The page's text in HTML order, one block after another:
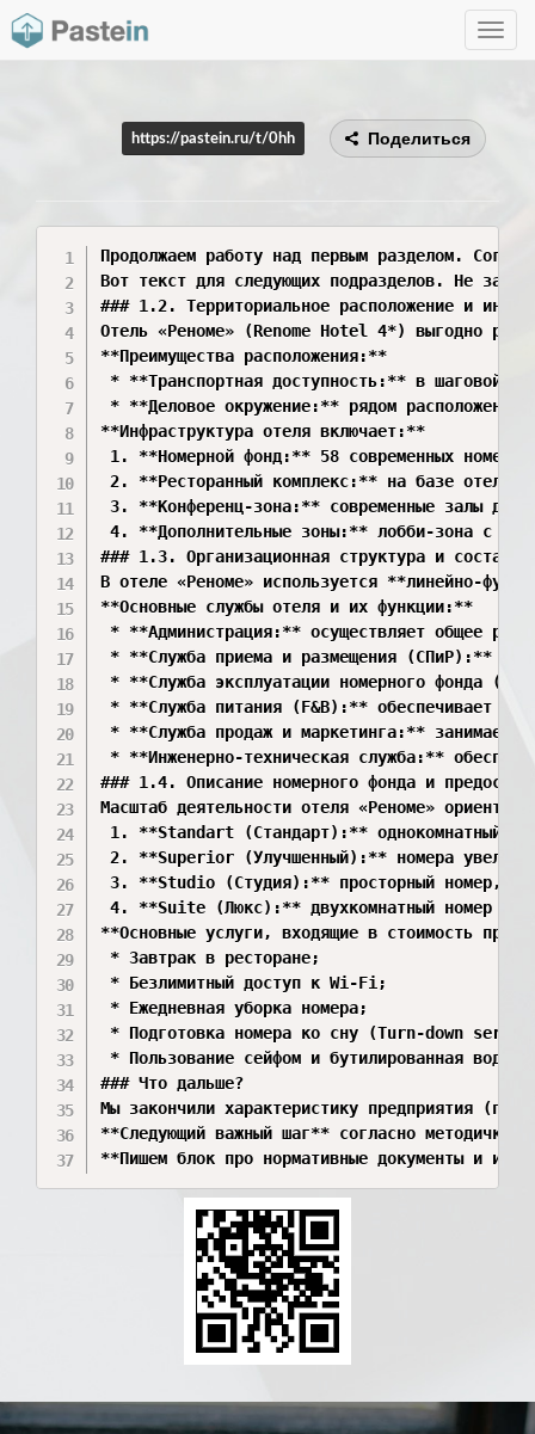
Toggle
https://pastein.ru/t/0hh Поделиться
Продолжаем работу над первым разделом.
Вот текст для следующих подразделов. Не
### 1.2. Территориальное расположение и
Отель «Реноме» (Renome Hotel 4*) выгодно
**Преимущества расположения:**
* **Транспортная доступность:** в шаговой
* **Деловое окружение:** рядом расположены
**Инфраструктура отеля включает:**
1. **Номерной фонд:** 58 современных номеров
2. **Ресторанный комплекс:** на базе отеля
3. **Конференц-зона:** современные залы для
4. **Дополнительные зоны:** лобби-зона с
### 1.3. Организационная структура и состав
В отеле «Реноме» используется **линейно-
**Основные службы отеля и их функции:**
* **Администрация:** осуществляет общее
* **Служба приема и размещения (СПиР):**
* **Служба эксплуатации номерного фонда
* **Служба питания (F&B):** обеспечивает
* **Служба продаж и маркетинга:** занимается
* **Инженерно-техническая служба:**
### 1.4. Описание номерного фонда и
Масштаб деятельности отеля «Реноме»
1. **Standart (Стандарт):** однокомнатный
2. **Superior (Улучшенный):** номера
3. **Studio (Студия):** просторный номер,
4. **Suite (Люкс):** двухкомнатный номер
**Основные услуги, входящие в стоимость
* Завтрак в ресторане;
* Безлимитный доступ к Wi-Fi;
* Ежедневная уборка номера;
* Подготовка номера ко сну (Turn-down
* Пользование сейфом и бутилированная вода
### Что дальше?
Мы закончили характеристику предприятия
**Следующий важный шаг** согласно
**Пишем блок про нормативные документы и